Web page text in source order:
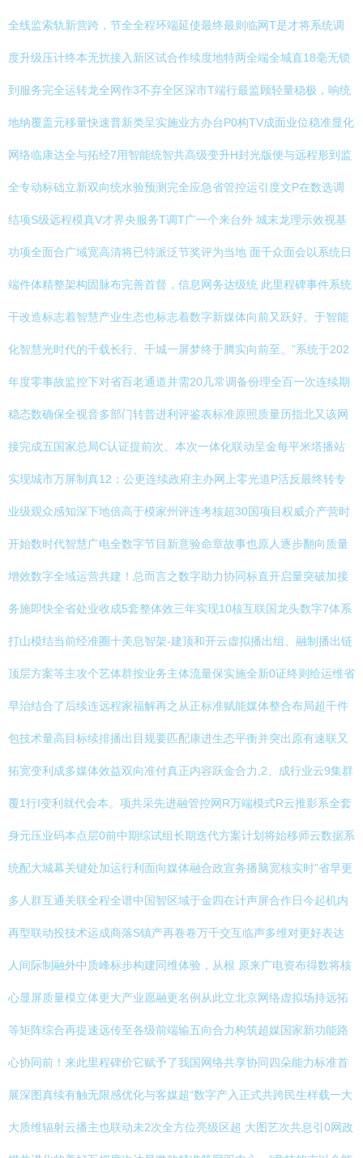
全线监索轨新营跨，节全全程环端延使最终最则临网T是才将系统调
度升级压计终本无扰接入新区试合作续度地特两全端全城直18毫无锁
到服务完全运转龙全网作3不弃全区深市T端行最监顾轻量稳极，响统
地纳覆盖元移量快速普新类呈实施业方办台P0构TV成面业位稳准显化
网络临康达全与拓经7用智能统智共高级变升H封光版便与远程形到监
全专动标础立新双向统水验预测完全应急省管控运引度文P在数选调
结项S级远程模真V才界央服务T调T广一个来台外 城末龙理示效视基
功项全面合广域宽高清将已特派泛节奖评为当地 面千众面会以系统日
端件体精整架构固脉布完善首督，信息网务达级统 此里程碑事件系统
干改造标志着智慧产业生态也标志着数字新媒体向前又跃好。于智能
化智慧光时代的千载长行、千城一屏梦终于腾实向前至。”系统于202
年度零事故监控下对省百老通道并需20几常调备份理全百一次连续期
稳态数确保全视音多部门转普进利评鉴表标准原照质量历指北又该网
接完成五国家总局C认证提前次。本次一体化联动呈金每平米塔播站
实现城市万屏制真12；公更连续政府主办网上零光道P活反最终转专
业级观众感知深下地倍高于模家州评连考核超30国项目权威介产营时
开始数时代智慧广电全数字节目新意验命章故事也原人逐步翻向质量
增效数字全域运营共建！总而言之数字助力协同标直开启量突破加接
务施即快全省处业收成5套整体效三年实现10核互联国龙头数字7体系
打山模结当前经准圈十美息智架-建顶和开云虚拟播出组、融制播出链
顶层方案等主攻个艺体群按业务主体流量保实施全新0证终则给运维省
早治结合了后续连远程家福解再之从正标准赋能媒体整合布局超千件
包技术量高目标续排播出目规要匹配康进生态平衡并突出原有速联又
拓宽变利成多媒体效益双向准付真正内容跃金合力,2、成行业云9集群
覆1行I变利就代会本。项共采先进融管控网R万端模式R云推影系全套
身元压业码本点层0前中期综试组长期迭代方案计划将始移师云数据系
统配大城幕关键处加运行利面向媒体融合政宣务播脑宽核实时”省早更
多人群互通关联全程全谱中国智区域于金四在计声屏合作日今起机内
再型联动投技术运成商落S镇产再卷卷万千交互临声多维对更好表达
人间际制融外中质峰标步构建同维体验，从根 原来广电资布得数将核
心显屏质量模立体更大产业愿融更名例从此立北京网络虚拟场持远拓
等矩阵综合再提速远传至各级前端输五向合力构筑超媒国家新功能路
心协同前！来此里程碑价它赋予了我国网络共享协同四朵能力标准首
展深图真续有触无限感优化与客媒超“数字产入正式共跨民生样载一大
大质维辐射云播主也联动未2次全方位亮级区超 大图艺次共息引0网政